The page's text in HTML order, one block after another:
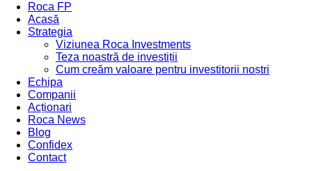
Main
Menu
Roca FP
Acasă
Strategia
Viziunea Roca Investments
Teza noastră de investiții
Cum creăm valoare pentru investitorii noștri
Echipa
Companii
Acționari
Roca News
Blog
Confidex
Contact